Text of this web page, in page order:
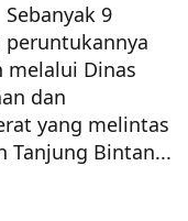
Sebanyak 9
peruntukannya
melalui Dinas
dan
yang melintas
Tanjung Bintan...